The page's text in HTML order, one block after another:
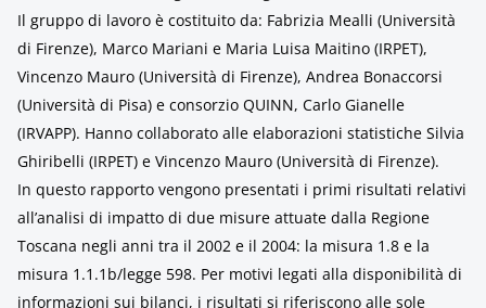
Il gruppo di lavoro è costituito da: Fabrizia Mealli (Università
di Firenze), Marco Mariani e Maria Luisa Maitino (IRPET),
Vincenzo Mauro (Università di Firenze), Andrea Bonaccorsi
(Università di Pisa) e consorzio QUINN, Carlo Gianelle
(IRVAPP). Hanno collaborato alle elaborazioni statistiche Silvia
Ghiribelli (IRPET) e Vincenzo Mauro (Università di Firenze).
In questo rapporto vengono presentati i primi risultati relativi
all’analisi di impatto di due misure attuate dalla Regione
Toscana negli anni tra il 2002 e il 2004: la misura 1.8 e la
misura 1.1.1b/legge 598. Per motivi legati alla disponibilità di
informazioni sui bilanci, i risultati si riferiscono alle sole